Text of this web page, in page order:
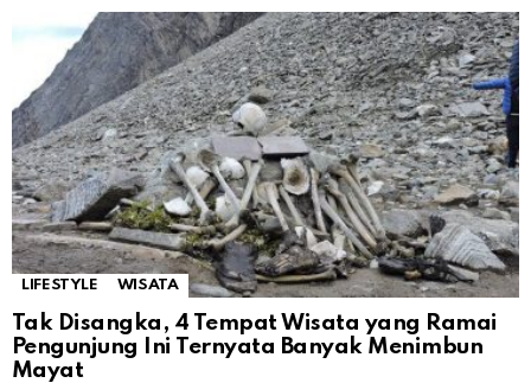
LIFESTYLE WISATA
Tak Disangka, 4 Tempat Wisata yang Ramai
Pengunjung Ini Ternyata Banyak Menimbun
Mayat